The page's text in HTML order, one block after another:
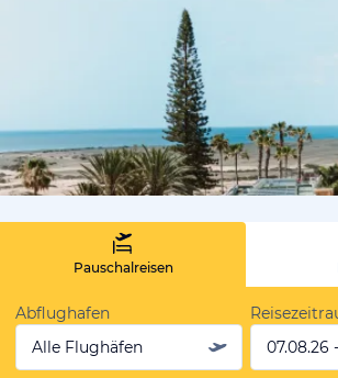
Pauschalreisen
Abflughafen
Alle Flughäfen
07.08.26